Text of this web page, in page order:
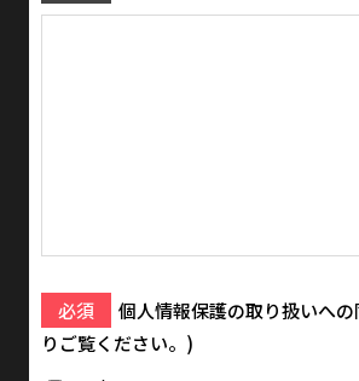
必須 個人情報保護の取り扱いへ
りご覧ください。)